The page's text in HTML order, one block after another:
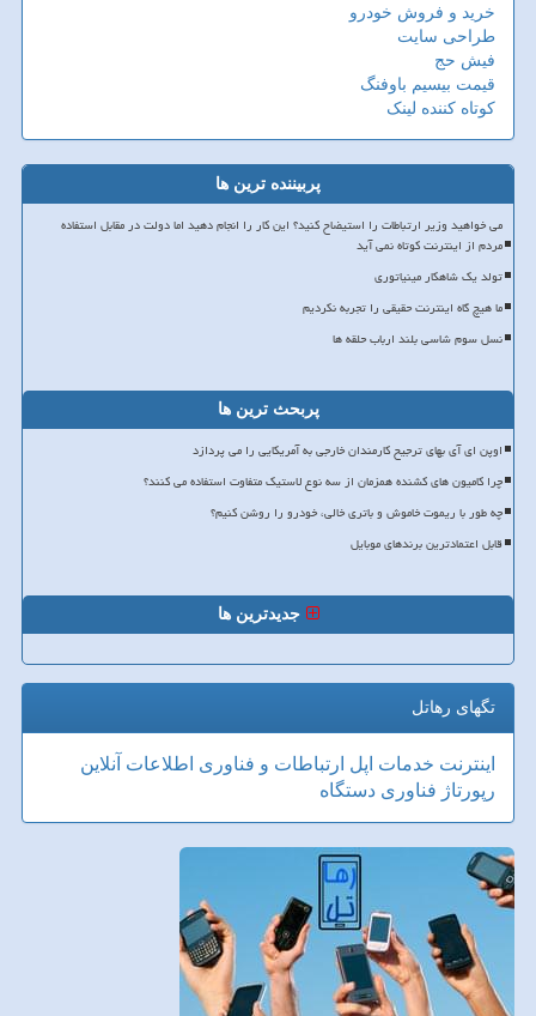
خرید و فروش خودرو
طراحی سایت
فیش حج
قیمت بیسیم باوفنگ
کوتاه کننده لینک
پربیننده ترین ها
می خواهید وزیر ارتباطات را استیضاح کنید؟ این کار را انجام دهید اما دولت در مقابل استفاده
مردم از اینترنت کوتاه نمی آید
تولد یک شاهکار مینیاتوری
ما هیچ گاه اینترنت حقیقی را تجربه نکردیم
نسل سوم شاسی بلند ارباب حلقه ها
پربحث ترین ها
اوپن ای آی بهای ترجیح کارمندان خارجی به آمریکایی را می پردازد
چرا کامیون های کشنده همزمان از سه نوع لاستیک متفاوت استفاده می کنند؟
چه طور با ریموت خاموش و باتری خالی، خودرو را روشن کنیم؟
قابل اعتمادترین برندهای موبایل
جدیدترین ها
تگهای رهاتل
اینترنت خدمات اپل ارتباطات و فناوری اطلاعات آنلاین
رپورتاژ فناوری دستگاه